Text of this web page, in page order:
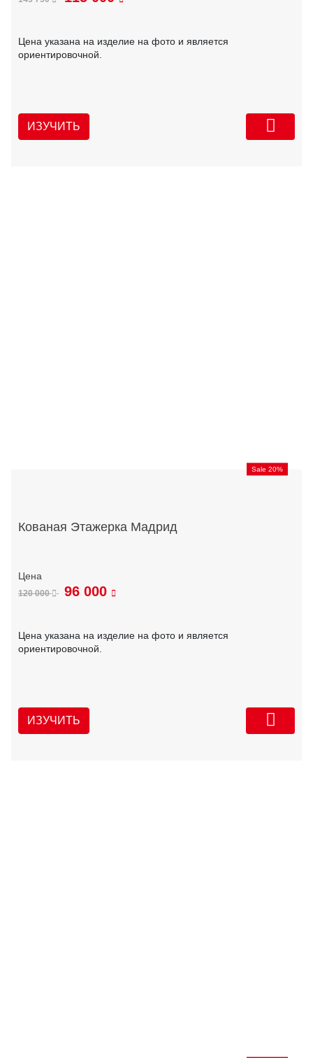
Цена указана на изделие на фото и является
ориентировочной.
ИЗУЧИТЬ
Sale 20%
Кованая Этажерка Мадрид
120 000 96 000
Цена указана на изделие на фото и является
ориентировочной.
ИЗУЧИТЬ